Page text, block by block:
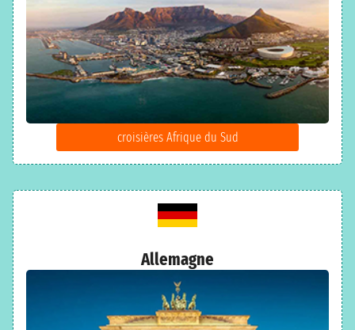
croisières Afrique du Sud
Allemagne